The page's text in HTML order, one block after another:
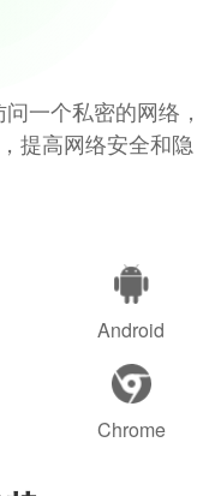
一个私密的网络，
提高网络安全和隐
Android
Chrome